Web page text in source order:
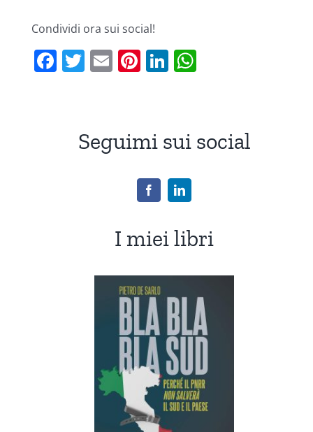
Condividi ora sui social!
Facebook
Twitter
EmailPinterest
LinkedIn
WhatsApp
Seguimi sui social
I miei libri